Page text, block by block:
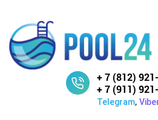
+ 7 (812)
+ 7 (911)
Telegram,